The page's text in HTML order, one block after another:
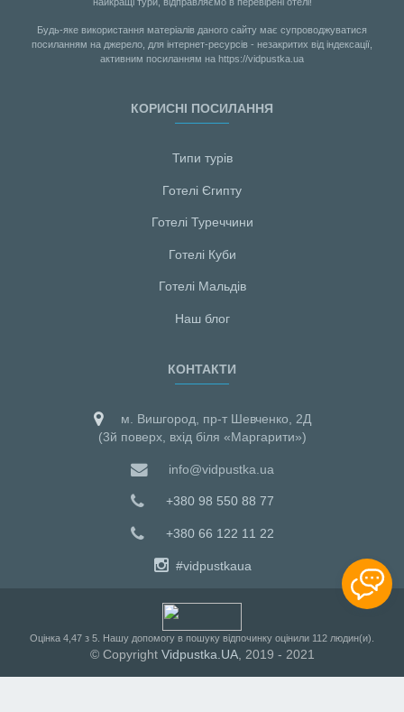
Будь-яке використання матеріалів даного сайту має супроводжуватися
посиланням на джерело, для інтернет-ресурсів - незакритих від індексації,
активним посиланням на https://vidpustka.ua
КОРИСНІ ПОСИЛАННЯ
Типи турів
Готелі Єгипту
Готелі Туреччини
Готелі Куби
Готелі Мальдiв
Наш блог
КОНТАКТИ
м. Вишгород, пр-т Шевченко, 2Д
(3й поверх, вхід біля «Маргарити»)
info@vidpustka.ua
+380 98 550 88 77
+380 66 122 11 22
#vidpustkaua
Оцiнка 4,47 з 5 . Нашу допомогу в пошуку відпочинку оцінили 112 людин(и).
© Copyright Vidpustka.UA, 2019 - 2021